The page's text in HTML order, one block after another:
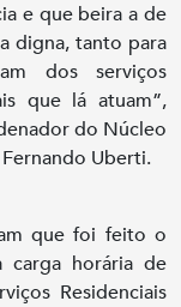
e que beira a de
digna, tanto para
dos serviços
que lá atuam”,
do Núcleo
Uberti.
que foi feito o
carga horária de
Residenciais